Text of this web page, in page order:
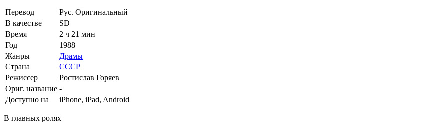
Перевод
Рус. Оригинальный
В качестве
SD
Время
2 ч 21 мин
Год
1988
Жанры
Драмы
Страна
СССР
Режиссер
Ростислав Горяев
Ориг. название -
Доступно на
iPhone, iPad, Android
В главных ролях